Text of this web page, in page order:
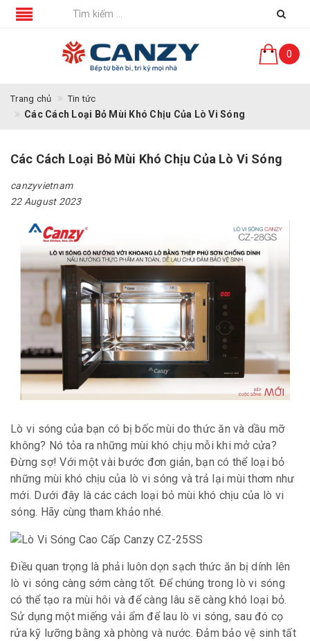
0
Trang chủ Tin tức
Các Cách Loại Bỏ Mùi Khó Chịu Của Lò Vi Sóng
Các Cách Loại Bỏ Mùi Khó Chịu Của Lò Vi Sóng
canzyvietnam
22 August 2023
Lò vi sóng của bạn có bị bốc mùi do thức ăn và dầu mỡ
không? Nó tỏa ra những mùi khó chịu mỗi khi mở cửa?
Đừng sợ! Với một vài bước đơn giản, bạn có thể loại bỏ
những mùi khó chịu của lò vi sóng và trả lại mùi thơm như
mới. Dưới đây là các cách loại bỏ mùi khó chịu của lò vi
sóng. Hãy cùng tham khảo nhé.
Điều quan trọng là phải luôn dọn sạch thức ăn bị dính lên
lò vi sóng càng sớm càng tốt. Để chúng trong lò vi sóng
có thể tạo ra mùi hôi và để càng lâu sẽ càng khó loại bỏ.
Sử dụng một miếng vải ẩm để lau lò vi sóng, sau đó cọ
rửa kỹ lưỡng bằng xà phòng và nước. Đảm bảo vệ sinh tất